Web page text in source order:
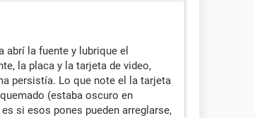
abrí la fuente y lubrique el
la placa y la tarjeta de video,
persistía. Lo que note el la tarjeta
(estaba oscuro en
si esos pones pueden arreglarse,